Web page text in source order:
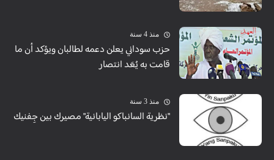
منذ 4 سنة
حزب سوداني يعلن دعمه لطالبان ويؤكد أن ما
قامت به يُعَد انتصار
منذ 3 سنة
"نظرية السانباكو اليابانية" مصيرك بين جِفنيك